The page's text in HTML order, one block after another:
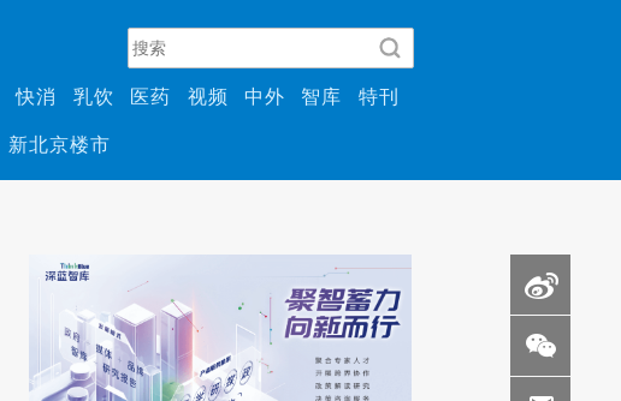
快消 乳饮 医药 视频 中外 智库 特刊
新北京楼市